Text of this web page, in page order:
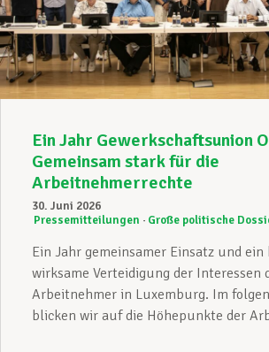
Ein Jahr Gewerkschaftsunion
Gemeinsam stark für die
Arbeitnehmerrechte
30. Juni 2026
Pressemitteilungen
Große politische
Ein Jahr gemeinsamer Einsatz und ein
wirksame Verteidigung der Interessen
Arbeitnehmer in Luxemburg. Im
blicken wir auf die Höhepunkte der